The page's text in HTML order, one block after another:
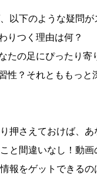
以下のような疑問が
りつく理由は何？
たの足にぴったり寄
性？それとももっと
押さえておけば、
と間違いなし！動画
報をゲットできる